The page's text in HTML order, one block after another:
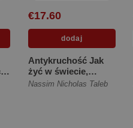
€17.60
Antykruchość Jak
żyć w świecie,
którego nie
Nassim Nicholas Taleb